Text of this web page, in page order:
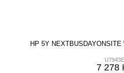
HP 5Y NEXTBUSDAYONSITE
U7943E
7 278